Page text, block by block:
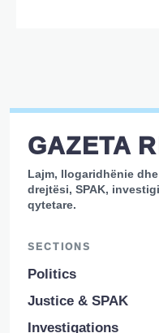
GAZETA
Lajm, llogaridhënie
drejtësi, SPAK,
qytetare.
SECTIONS
Politics
Justice & SPAK
Investigations